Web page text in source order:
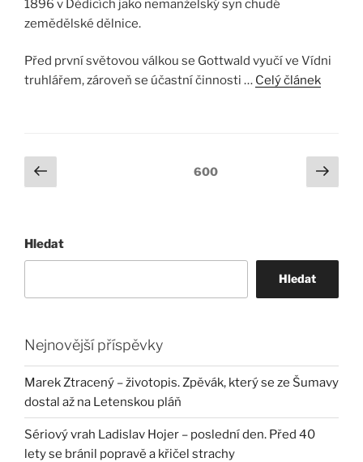
1896 v Dědicích jako nemanželský syn chudé
zemědělské dělnice.
Před první světovou válkou se Gottwald vyučí ve Vídni
truhlářem, zároveň se účastní činnosti … Celý článek
Stránkování
příspěvků
Předchozí
stránka
Stránka:600
Další
Hledat
Hledat
Nejnovější příspěvky
Marek Ztracený – životopis. Zpěvák, který se ze Šumavy
dostal až na Letenskou pláň
Sériový vrah Ladislav Hojer – poslední den. Před 40
lety se bránil popravě a křičel strachy